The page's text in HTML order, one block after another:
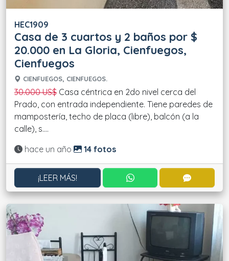
HEC1909
Casa de 3 cuartos y 2 baños por $
20.000 en La Gloria, Cienfuegos,
Cienfuegos
CIENFUEGOS, CIENFUEGOS.
30.000 US$ Casa céntrica en 2do nivel cerca del
Prado, con entrada independiente. Tiene paredes de
mampostería, techo de placa (libre), balcón (a la
calle), s....
Actualizado:
hace un año 14 fotos
¡LEER MÁS! CONTACTAR POR